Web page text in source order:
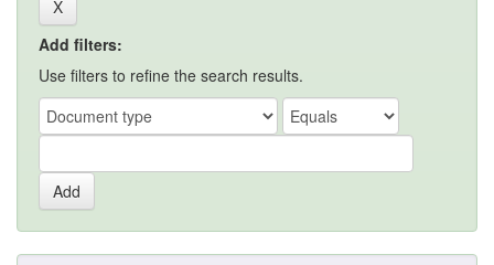
Add filters:
Use filters to refine the search results.